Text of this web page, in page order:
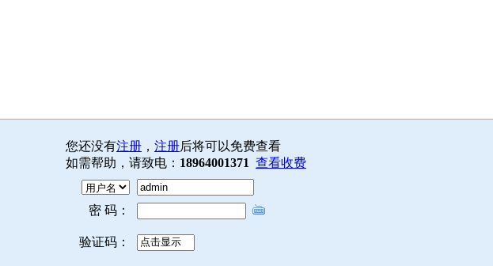
您还没有注册 ， 注册后将可以免费查看
如需帮助，请致电： 18964001371 查看收费
密 码：
验证码：